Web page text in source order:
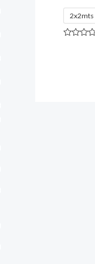
2x2mts